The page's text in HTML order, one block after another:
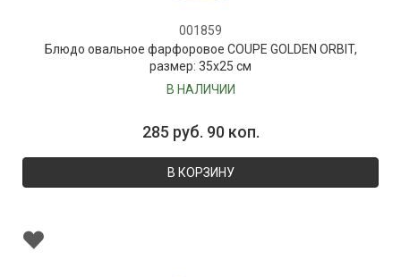
001859
Блюдо овальное фарфоровое COUPE GOLDEN ORBIT,
размер: 35х25 см
В НАЛИЧИИ
285 руб. 90 коп.
В КОРЗИНУ